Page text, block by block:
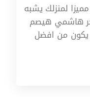
لمنزلك يشبه
هاشمي هيصم
يكون من افضل